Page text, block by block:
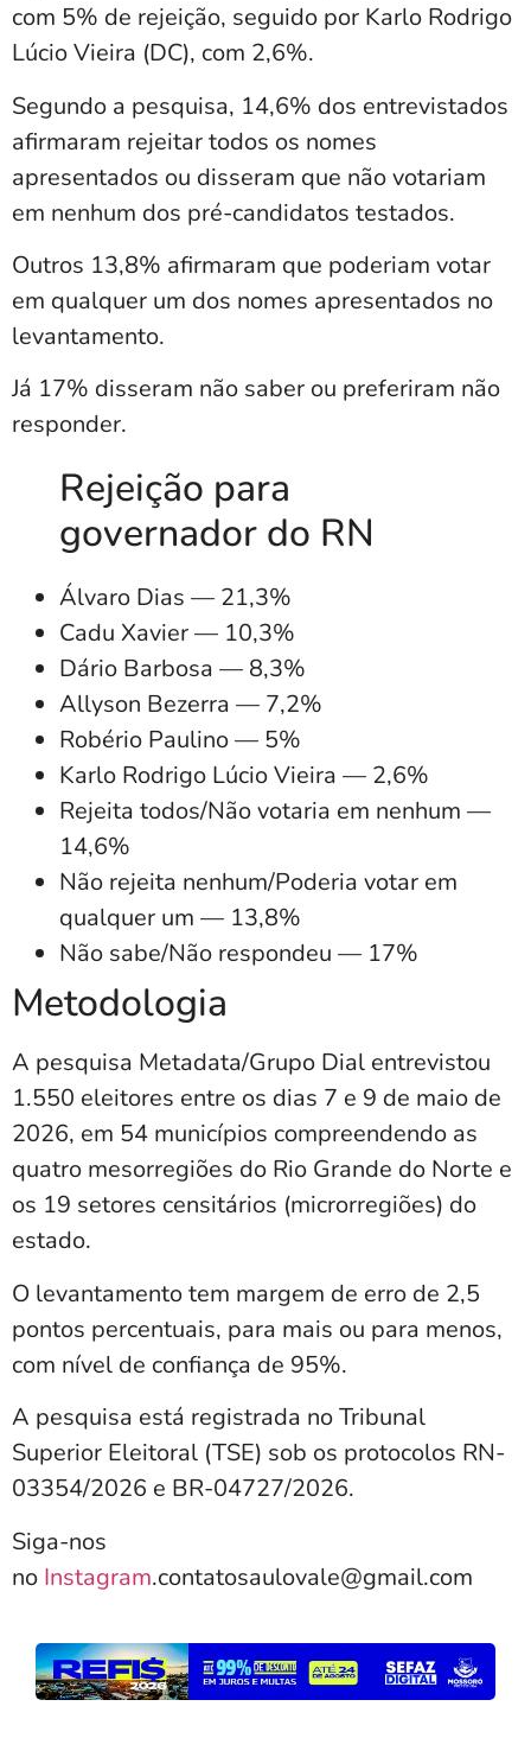
com 5% de rejeição, seguido por Karlo Rodrigo
Lúcio Vieira (DC), com 2,6%.
Segundo a pesquisa, 14,6% dos entrevistados
afirmaram rejeitar todos os nomes
apresentados ou disseram que não votariam
em nenhum dos pré-candidatos testados.
Outros 13,8% afirmaram que poderiam votar
em qualquer um dos nomes apresentados no
levantamento.
Já 17% disseram não saber ou preferiram não
responder.
Rejeição para
governador do RN
Álvaro Dias — 21,3%
Cadu Xavier — 10,3%
Dário Barbosa — 8,3%
Allyson Bezerra — 7,2%
Robério Paulino — 5%
Karlo Rodrigo Lúcio Vieira — 2,6%
Rejeita todos/Não votaria em nenhum —
14,6%
Não rejeita nenhum/Poderia votar em
qualquer um — 13,8%
Não sabe/Não respondeu — 17%
Metodologia
A pesquisa Metadata/Grupo Dial entrevistou
1.550 eleitores entre os dias 7 e 9 de maio de
2026, em 54 municípios compreendendo as
quatro mesorregiões do Rio Grande do Norte e
os 19 setores censitários (microrregiões) do
estado.
O levantamento tem margem de erro de 2,5
pontos percentuais, para mais ou para menos,
com nível de confiança de 95%.
A pesquisa está registrada no Tribunal
Superior Eleitoral (TSE) sob os protocolos RN-
03354/2026 e BR-04727/2026.
Siga-nos
no Instagram.contatosaulovale@gmail.com